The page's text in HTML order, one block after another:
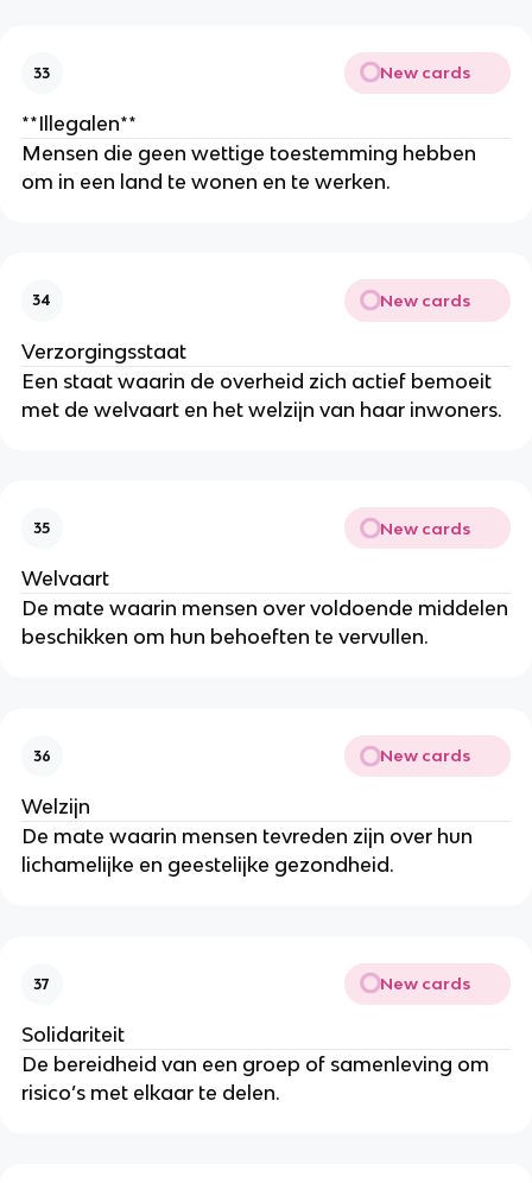
33 New cards
**Illegalen**
Mensen die geen wettige toestemming hebben
om in een land te wonen en te werken.
34 New cards
Verzorgingsstaat
Een staat waarin de overheid zich actief bemoeit
met de welvaart en het welzijn van haar inwoners.
35 New cards
Welvaart
De mate waarin mensen over voldoende middelen
beschikken om hun behoeften te vervullen.
36 New cards
Welzijn
De mate waarin mensen tevreden zijn over hun
lichamelijke en geestelijke gezondheid.
37 New cards
Solidariteit
De bereidheid van een groep of samenleving om
risico’s met elkaar te delen.